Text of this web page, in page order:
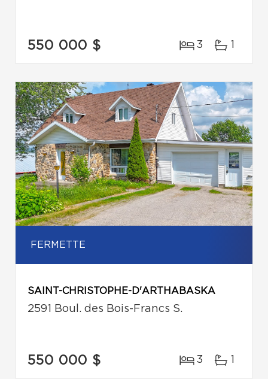
550 000 $ 3 1
FERMETTE
SAINT-CHRISTOPHE-D'ARTHABASKA
2591 Boul. des Bois-Francs S.
550 000 $ 3 1